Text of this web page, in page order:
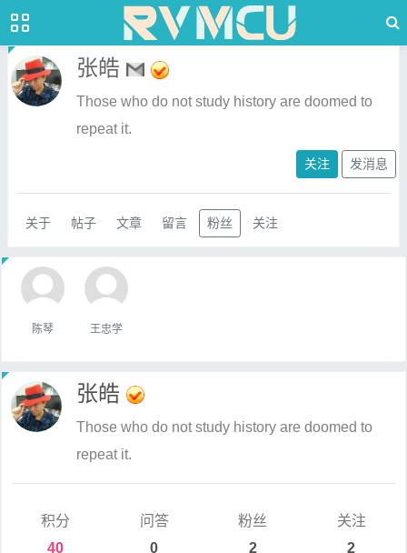
张皓
Those who do not study history are doomed to
repeat it.
关注 发消息
关于 帖子 文章 留言 粉丝 关注
陈琴 王忠学
张皓
Those who do not study history are doomed to
repeat it.
积分
40
问答
0
粉丝
2
关注
2